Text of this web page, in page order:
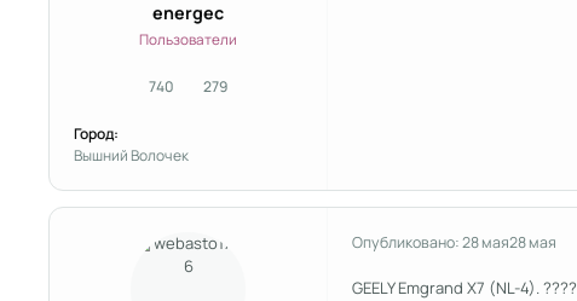
energec
Пользователи
740сообщения
279Репутация
Город:
Вышний Волочек
Опубликовано:28 мая28 мая
GEELY Emgrand X7 (NL-4). ????